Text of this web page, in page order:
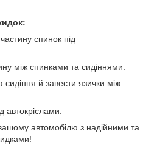
спинок під
між спинками та сидіннями.
сидіння й завести язички між
автокріслами.
автомобілю з надійними та